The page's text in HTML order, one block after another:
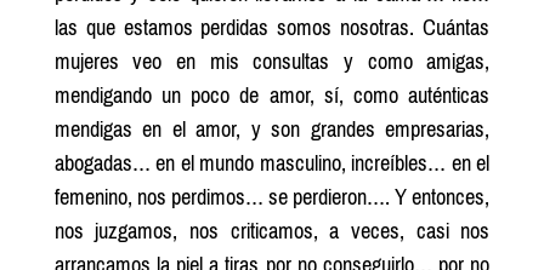
las que estamos perdidas somos nosotras. Cuántas
mujeres veo en mis consultas y como amigas,
mendigando un poco de amor, sí, como auténticas
mendigas en el amor, y son grandes empresarias,
abogadas… en el mundo masculino, increíbles… en el
femenino, nos perdimos… se perdieron…. Y entonces,
nos juzgamos, nos criticamos, a veces, casi nos